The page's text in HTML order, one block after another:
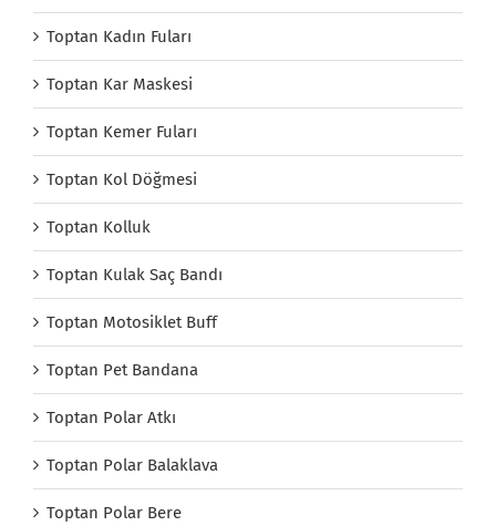
Toptan Kadın Fuları
Toptan Kar Maskesi
Toptan Kemer Fuları
Toptan Kol Döğmesi
Toptan Kolluk
Toptan Kulak Saç Bandı
Toptan Motosiklet Buff
Toptan Pet Bandana
Toptan Polar Atkı
Toptan Polar Balaklava
Toptan Polar Bere